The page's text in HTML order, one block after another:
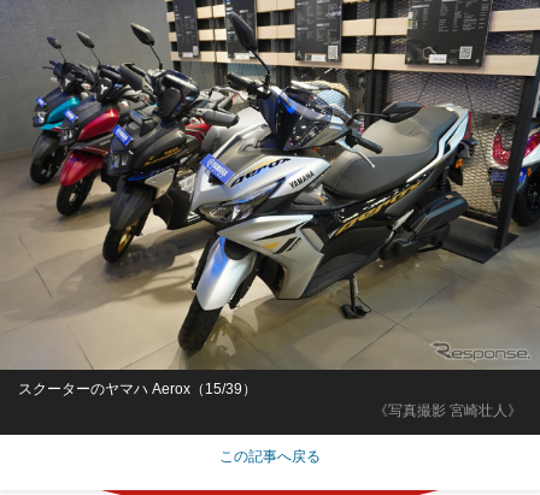
《写真撮影 宮崎壮人》
スクーターのヤマハ Aerox（15/39）
この記事へ戻る